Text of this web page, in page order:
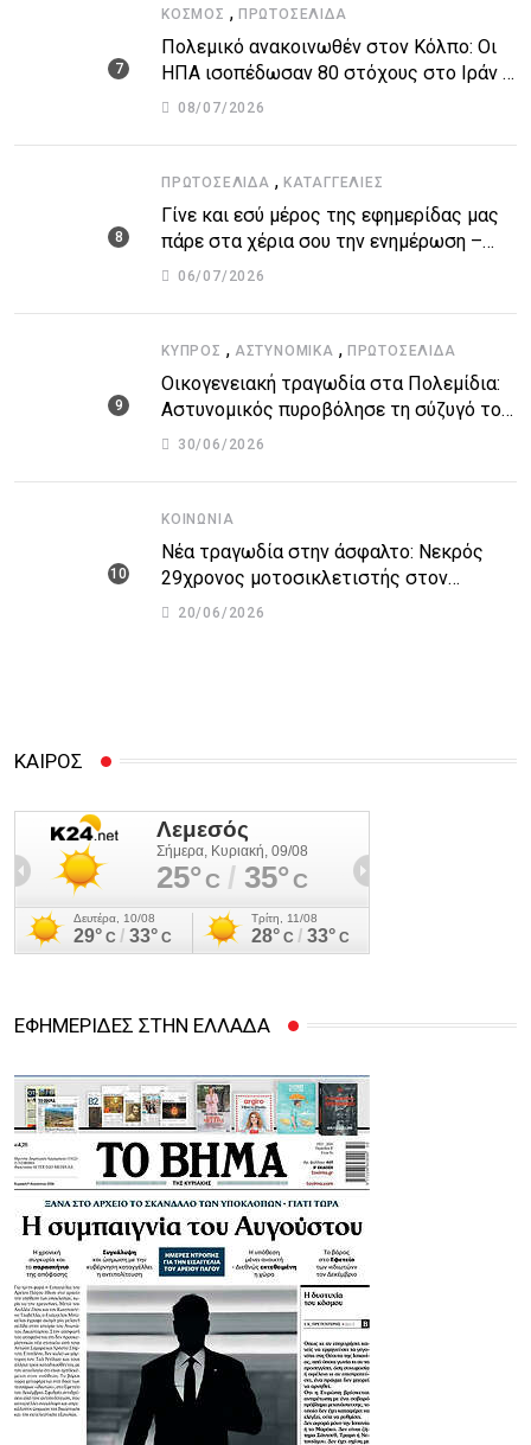
ΚΌΣΜΟΣ , ΠΡΩΤΟΣΈΛΙΔΑ
Πολεμικό ανακοινωθέν στον Κόλπο: Οι
ΗΠΑ ισοπέδωσαν 80 στόχους στο Ιράν –
Μπαράζ επιθέσεων σε αμερικανικές
08/07/2026
ΠΡΩΤΟΣΈΛΙΔΑ , ΚΑΤΑΓΓΕΛΙΕΣ
Γίνε και εσύ μέρος της εφημερίδας μας
πάρε στα χέρια σου την ενημέρωση –
στείλε το δικό σου άρθρο την δική σου
06/07/2026
ΚΎΠΡΟΣ , ΑΣΤΥΝΟΜΙΚΆ , ΠΡΩΤΟΣΈΛΙΔΑ
Οικογενειακή τραγωδία στα Πολεμίδια:
Αστυνομικός πυροβόλησε τη σύζυγό του
και αυτοκτόνησε
30/06/2026
ΚΟΙΝΩΝΊΑ
Νέα τραγωδία στην άσφαλτο: Νεκρός
29χρονος μοτοσικλετιστής στον
αυτοκινητόδρομο Πάφου – Λεμεσού
20/06/2026
ΚΑΙΡΟΣ
ΕΦΗΜΕΡΙΔΕΣ ΣΤΗΝ ΕΛΛΑΔΑ